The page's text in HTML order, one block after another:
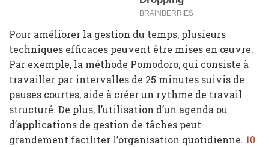
Pour améliorer la gestion du temps, plusieurs
techniques efficaces peuvent être mises en œuvre.
Par exemple, la méthode Pomodoro, qui consiste à
travailler par intervalles de 25 minutes suivis de
pauses courtes, aide à créer un rythme de travail
structuré. De plus, l’utilisation d’un agenda ou
d’applications de gestion de tâches peut
grandement faciliter l’organisation quotidienne. 10